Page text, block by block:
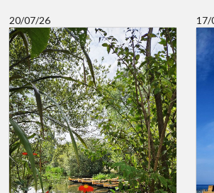
20/07/26 17/